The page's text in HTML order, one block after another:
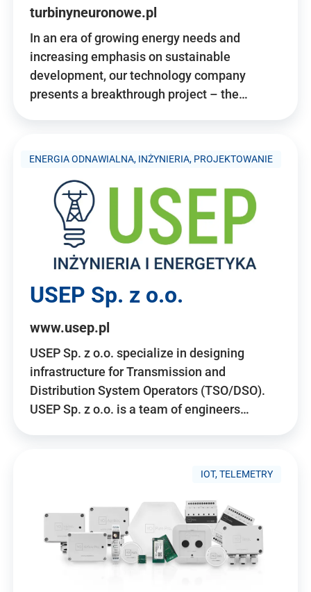
turbinyneuronowe.pl
In an era of growing energy needs and
increasing emphasis on sustainable
development, our technology company
presents a breakthrough project – the…
ENERGIA ODNAWIALNA, INŻYNIERIA, PROJEKTOWANIE
USEP Sp. z o.o.
www.usep.pl
USEP Sp. z o.o. specialize in designing
infrastructure for Transmission and
Distribution System Operators (TSO/DSO).
USEP Sp. z o.o. is a team of engineers…
IOT, TELEMETRY